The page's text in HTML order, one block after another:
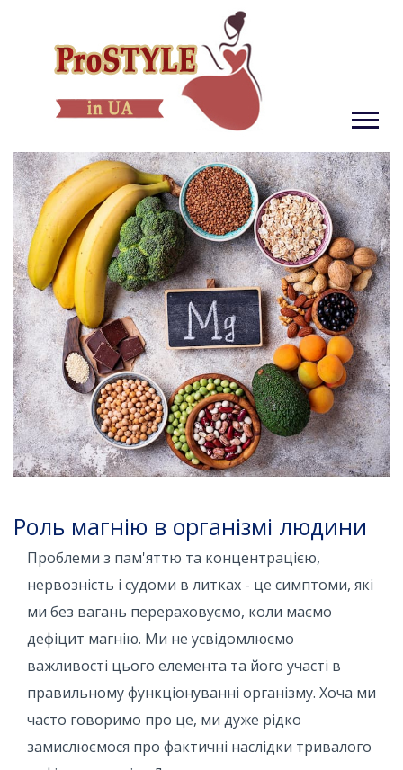
Роль магнію в організмі людини
Проблеми з пам'яттю та концентрацією,
нервозність і судоми в литках - це симптоми, які
ми без вагань перераховуємо, коли маємо
дефіцит магнію. Ми не усвідомлюємо
важливості цього елемента та його участі в
правильному функціонуванні організму. Хоча ми
часто говоримо про це, ми дуже рідко
замислюємося про фактичні наслідки тривалого